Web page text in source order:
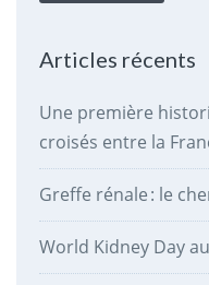
Articles récents
Une première
croisés entre la
Greffe rénale : le
World Kidney Day